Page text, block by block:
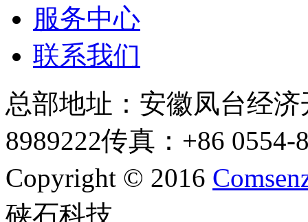
服务中心
联系我们
总部地址：安徽凤台经济
8989222传真：+86 0554-
Copyright © 2016
硖石科技